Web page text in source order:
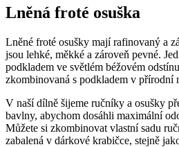
Lněná froté osuška
Lněné froté osušky mají rafinovaný a
jsou lehké, měkké a zároveň pevné.
podkladem ve světlém béžovém
zkombinovaná s podkladem v přírodní
V naší dílně šijeme ručníky a osušky
bavlny, abychom dosáhli maximální
Můžete si zkombinovat vlastní sadu
zabalená v dárkové krabičce, stejně